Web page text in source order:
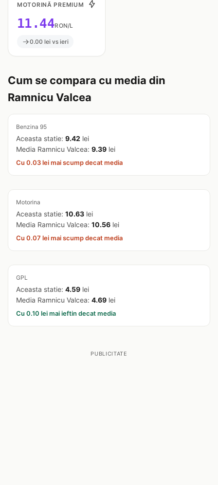
MOTORINĂ PREMIUM
11.44RON/L
0.00 lei vs ieri
Cum se compara cu media din
Ramnicu Valcea
Benzina 95
Aceasta statie: 9.42 lei
Media Ramnicu Valcea: 9.39 lei
Cu 0.03 lei mai scump decat media
Motorina
Aceasta statie: 10.63 lei
Media Ramnicu Valcea: 10.56 lei
Cu 0.07 lei mai scump decat media
GPL
Aceasta statie: 4.59 lei
Media Ramnicu Valcea: 4.69 lei
Cu 0.10 lei mai ieftin decat media
PUBLICITATE